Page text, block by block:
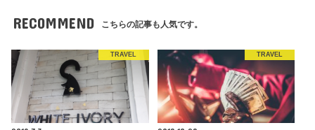
RECOMMEND こちらの記事も人気です。
TRAVEL TRAVEL